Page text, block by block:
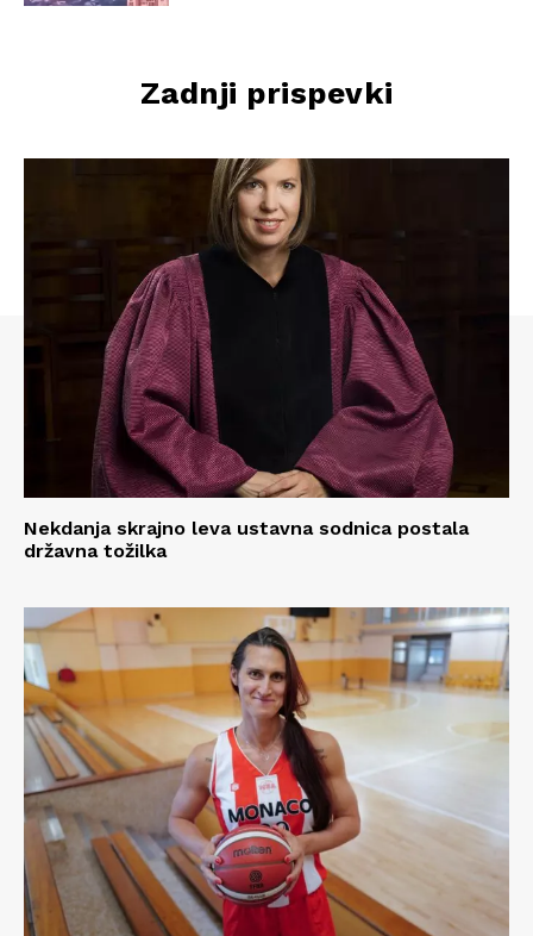
Zadnji prispevki
Nekdanja skrajno leva ustavna sodnica postala
državna tožilka